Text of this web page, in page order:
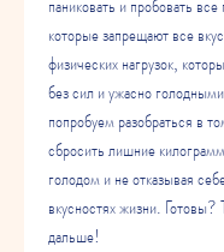
паниковать и пробовать
которые запрещают все
физических нагрузок,
без сил и ужасно
попробуем разобраться в
сбросить лишние
голодом и не отказывая
вкусностях жизни. Готовы?
дальше!